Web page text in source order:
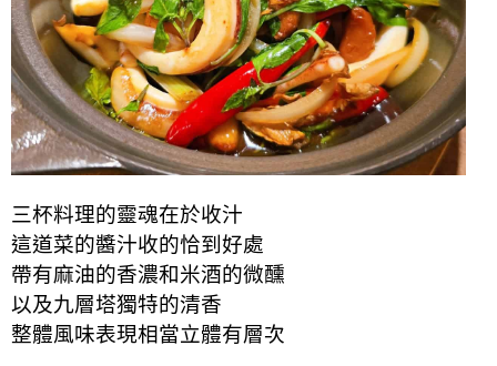
三杯料理的靈魂在於收汁
這道菜的醬汁收的恰到好處
帶有麻油的香濃和米酒的微醺
以及九層塔獨特的清香
整體風味表現相當立體有層次